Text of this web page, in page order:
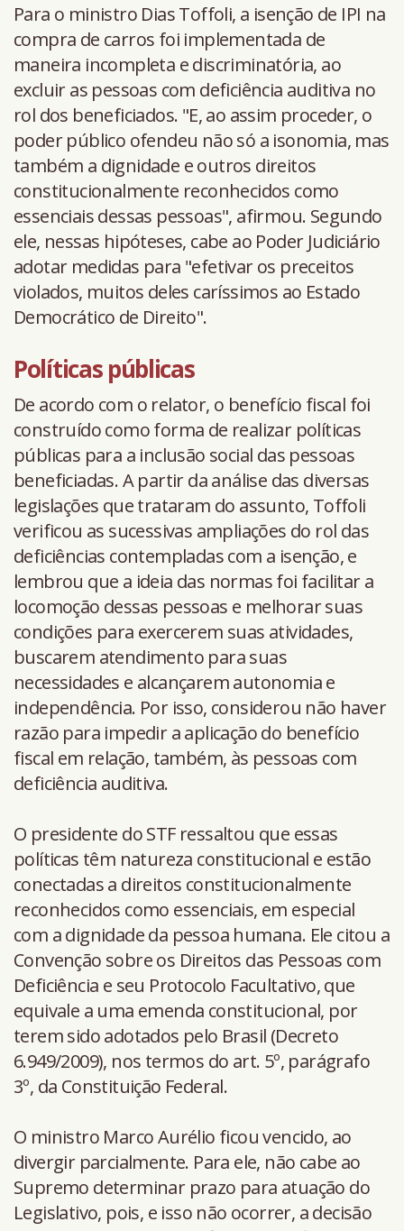
Para o ministro Dias Toffoli, a isenção de IPI na
compra de carros foi implementada de
maneira incompleta e discriminatória, ao
excluir as pessoas com deficiência auditiva no
rol dos beneficiados. "E, ao assim proceder, o
poder público ofendeu não só a isonomia, mas
também a dignidade e outros direitos
constitucionalmente reconhecidos como
essenciais dessas pessoas", afirmou. Segundo
ele, nessas hipóteses, cabe ao Poder Judiciário
adotar medidas para "efetivar os preceitos
violados, muitos deles caríssimos ao Estado
Democrático de Direito".
Políticas públicas
De acordo com o relator, o benefício fiscal foi
construído como forma de realizar políticas
públicas para a inclusão social das pessoas
beneficiadas. A partir da análise das diversas
legislações que trataram do assunto, Toffoli
verificou as sucessivas ampliações do rol das
deficiências contempladas com a isenção, e
lembrou que a ideia das normas foi facilitar a
locomoção dessas pessoas e melhorar suas
condições para exercerem suas atividades,
buscarem atendimento para suas
necessidades e alcançarem autonomia e
independência. Por isso, considerou não haver
razão para impedir a aplicação do benefício
fiscal em relação, também, às pessoas com
deficiência auditiva.
O presidente do STF ressaltou que essas
políticas têm natureza constitucional e estão
conectadas a direitos constitucionalmente
reconhecidos como essenciais, em especial
com a dignidade da pessoa humana. Ele citou a
Convenção sobre os Direitos das Pessoas com
Deficiência e seu Protocolo Facultativo, que
equivale a uma emenda constitucional, por
terem sido adotados pelo Brasil (Decreto
6.949/2009), nos termos do art. 5º, parágrafo
3º, da Constituição Federal.
O ministro Marco Aurélio ficou vencido, ao
divergir parcialmente. Para ele, não cabe ao
Supremo determinar prazo para atuação do
Legislativo, pois, e isso não ocorrer, a decisão